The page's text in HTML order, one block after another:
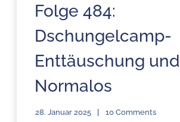
Folge 484:
Dschungelcamp-
Enttäuschung und
Normalos
28. Januar 2025 10 Comments